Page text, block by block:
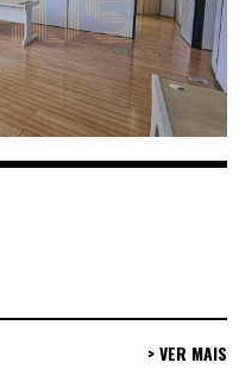
> VER MAIS